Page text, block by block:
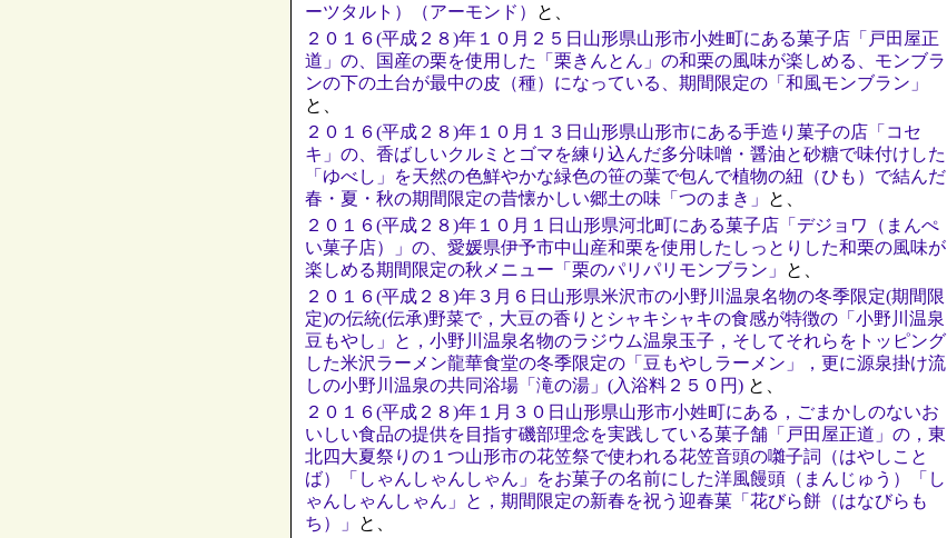
ーツタルト）（アーモンド）
と、
２０１６(平成２８)年１０月２５日山形県山形市小姓町にある菓子店「戸田屋正
道」の、国産の栗を使用した「栗きんとん」の和栗の風味が楽しめる、モンブラ
ンの下の土台が最中の皮（種）になっている、期間限定の「和風モンブラン」
と、
２０１６(平成２８)年１０月１３日山形県山形市にある手造り菓子の店「コセ
キ」の、香ばしいクルミとゴマを練り込んだ多分味噌・醤油と砂糖で味付けした
「ゆべし」を天然の色鮮やかな緑色の笹の葉で包んで植物の紐（ひも）で結んだ
春・夏・秋の期間限定の昔懐かしい郷土の味「つのまき」
と、
２０１６(平成２８)年１０月１日山形県河北町にある菓子店「デジョワ（まんぺ
い菓子店）」の、愛媛県伊予市中山産和栗を使用したしっとりした和栗の風味が
楽しめる期間限定の秋メニュー「栗のパリパリモンブラン」
と、
２０１６(平成２８)年３月６日山形県米沢市の小野川温泉名物の冬季限定(期間限
定)の伝統(伝承)野菜で，大豆の香りとシャキシャキの食感が特徴の「小野川温泉
豆もやし」と，小野川温泉名物のラジウム温泉玉子，そしてそれらをトッピング
した米沢ラーメン龍華食堂の冬季限定の「豆もやしラーメン」，更に源泉掛け流
しの小野川温泉の共同浴場「滝の湯」(入浴料２５０円) と、
２０１６(平成２８)年１月３０日山形県山形市小姓町にある，ごまかしのないお
いしい食品の提供を目指す磯部理念を実践している菓子舗「戸田屋正道」の，東
北四大夏祭りの１つ山形市の花笠祭で使われる花笠音頭の囃子詞（はやしこと
ば）「しゃんしゃんしゃん」をお菓子の名前にした洋風饅頭（まんじゅう）「し
ゃんしゃんしゃん」と，期間限定の新春を祝う迎春菓「花びら餅（はなびらも
ち）」
と、